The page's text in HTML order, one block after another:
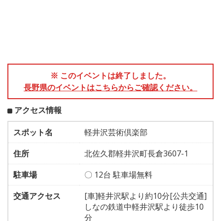
※ このイベントは終了しました。
長野県のイベントはこちらからご確認ください。
アクセス情報
スポット名
軽井沢芸術倶楽部
住所
北佐久郡軽井沢町長倉3607-1
駐車場
〇 12台 駐車場無料
交通アクセス
[車]軽井沢駅より約10分[公共交通]
しなの鉄道中軽井沢駅より徒歩10
分